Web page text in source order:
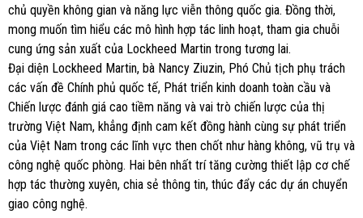
chủ quyền không gian và năng lực viễn thông quốc gia. Đồng thời,
mong muốn tìm hiểu các mô hình hợp tác linh hoạt, tham gia chuỗi
cung ứng sản xuất của Lockheed Martin trong tương lai.
Đại diện Lockheed Martin, bà Nancy Ziuzin, Phó Chủ tịch phụ trách
các vấn đề Chính phủ quốc tế, Phát triển kinh doanh toàn cầu và
Chiến lược đánh giá cao tiềm năng và vai trò chiến lược của thị
trường Việt Nam, khẳng định cam kết đồng hành cùng sự phát triển
của Việt Nam trong các lĩnh vực then chốt như hàng không, vũ trụ và
công nghệ quốc phòng. Hai bên nhất trí tăng cường thiết lập cơ chế
hợp tác thường xuyên, chia sẻ thông tin, thúc đẩy các dự án chuyển
giao công nghệ.